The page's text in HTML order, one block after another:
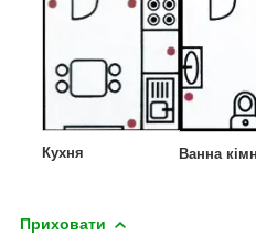
Кухня Ванна
Приховати